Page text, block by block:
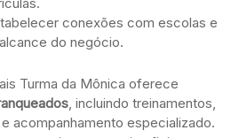
conexões com escolas e
do negócio.
Turma da Mônica oferece
, incluindo treinamentos,
acompanhamento especializado.